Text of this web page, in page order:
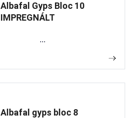
Albafal Gyps Bloc 10
IMPREGNÁLT
...
Albafal gyps bloc 8